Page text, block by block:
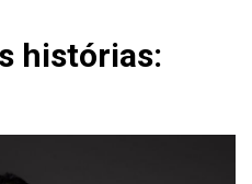
histórias: